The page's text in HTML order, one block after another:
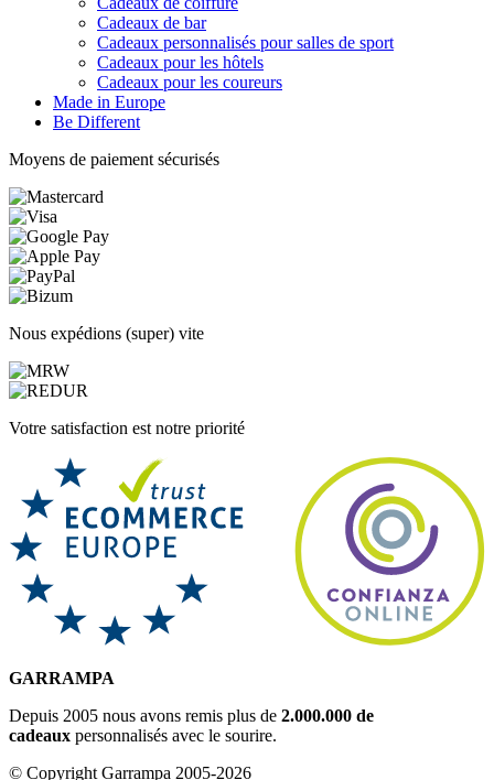
Cadeaux de bar
Cadeaux personnalisés pour salles de sport
Cadeaux pour les hôtels
Cadeaux pour les coureurs
Made in Europe
Be Different
Moyens de paiement sécurisés
Nous expédions (super) vite
Votre satisfaction est notre priorité
GARRAMPA
Depuis 2005 nous avons remis plus de 2.000.000 de
cadeaux personnalisés avec le sourire.
© Copyright Garrampa 2005-2026